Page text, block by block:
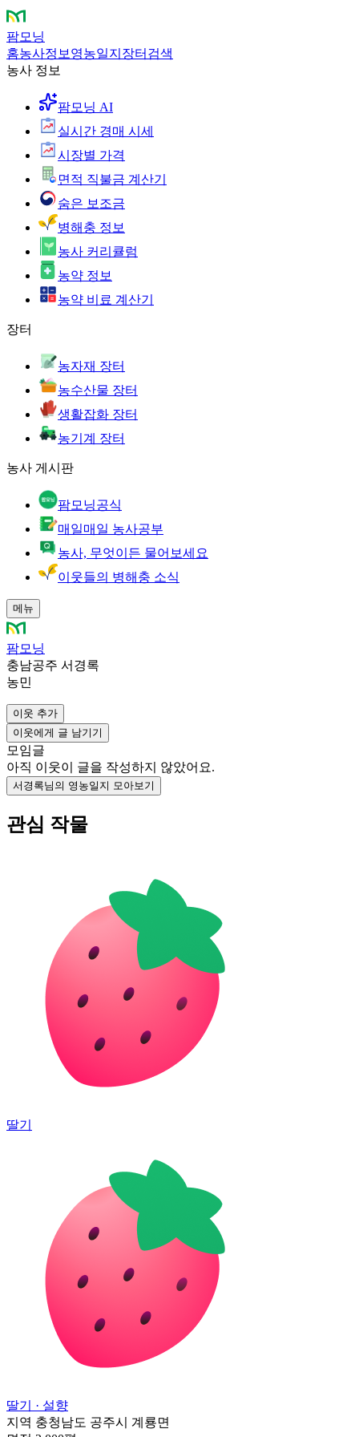
팜모닝
홈농사정보 영농일지 장터 검색
농사 정보
팜모닝 AI
실시간 경매 시세
시장별 가격
면적 직불금 계산기
숨은 보조금
병해충 정보
농사 커리큘럼
농약 정보
농약 비료 계산기
장터
농자재 장터
농수산물 장터
생활잡화 장터
농기계 장터
농사 게시판
팜모닝공식
매일매일 농사공부
농사, 무엇이든 물어보세요
이웃들의 병해충 소식
메뉴
팜모닝
충남공주 서경록
농민
이웃 추가
이웃에게 글 남기기
모임글
아직 이웃이 글을 작성하지 않았어요.
서경록님의 영농일지 모아보기
관심 작물
딸기
딸기
· 설향
지역 충청남도 공주시 계룡면